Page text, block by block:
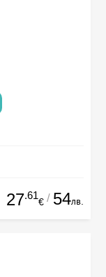
27.61
€ / 54лв.